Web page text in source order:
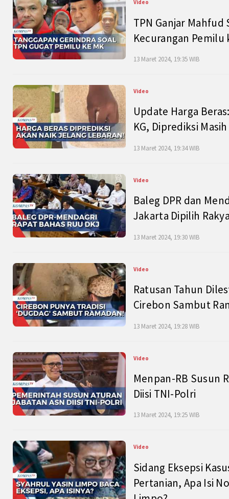
Video
TPN Ganjar Mahfud
Kecurangan Pemilu
13 Maret 2024, 19:35 WIB
Video
Update Harga
KG, Diprediksi
13 Maret 2024, 19:34 WIB
Video
Baleg DPR dan
Jakarta Dipilih
13 Maret 2024, 19:30 WIB
Video
Ratusan Tahun
Cirebon Sambut
13 Maret 2024, 19:28 WIB
Video
Menpan-RB Susun
Diisi TNI-Polri
13 Maret 2024, 19:25 WIB
Video
Sidang Eksepsi
Pertanian, Apa Isi